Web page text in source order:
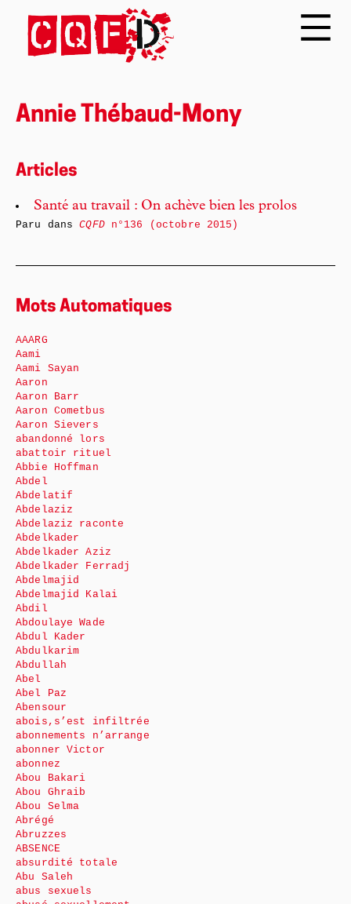
Annie Thébaud-Mony
Articles
Santé au travail : On achève bien les prolos
Paru dansCQFDn°136 (octobre 2015)
Mots Automatiques
AAARG
Aami
Aami Sayan
Aaron
Aaron Barr
Aaron Cometbus
Aaron Sievers
abandonné lors
abattoir rituel
Abbie Hoffman
Abdel
Abdelatif
Abdelaziz
Abdelaziz raconte
Abdelkader
Abdelkader Aziz
Abdelkader Ferradj
Abdelmajid
Abdelmajid Kalai
Abdil
Abdoulaye Wade
Abdul Kader
Abdulkarim
Abdullah
Abel
Abel Paz
Abensour
abois,s’est infiltrée
abonnements n’arrange
abonner Victor
abonnez
Abou Bakari
Abou Ghraib
Abou Selma
Abrégé
Abruzzes
ABSENCE
absurdité totale
Abu Saleh
abus sexuels